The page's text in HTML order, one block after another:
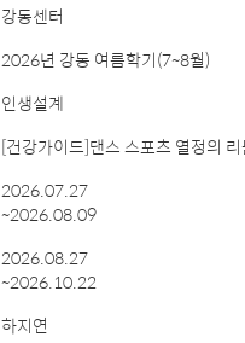
강동센터
2026년 강동 여름학기(7~8월)
인생설계
[건강가이드]댄스 스포츠 열정의
2026.07.27
~2026.08.09
2026.08.27
~2026.10.22
하지연